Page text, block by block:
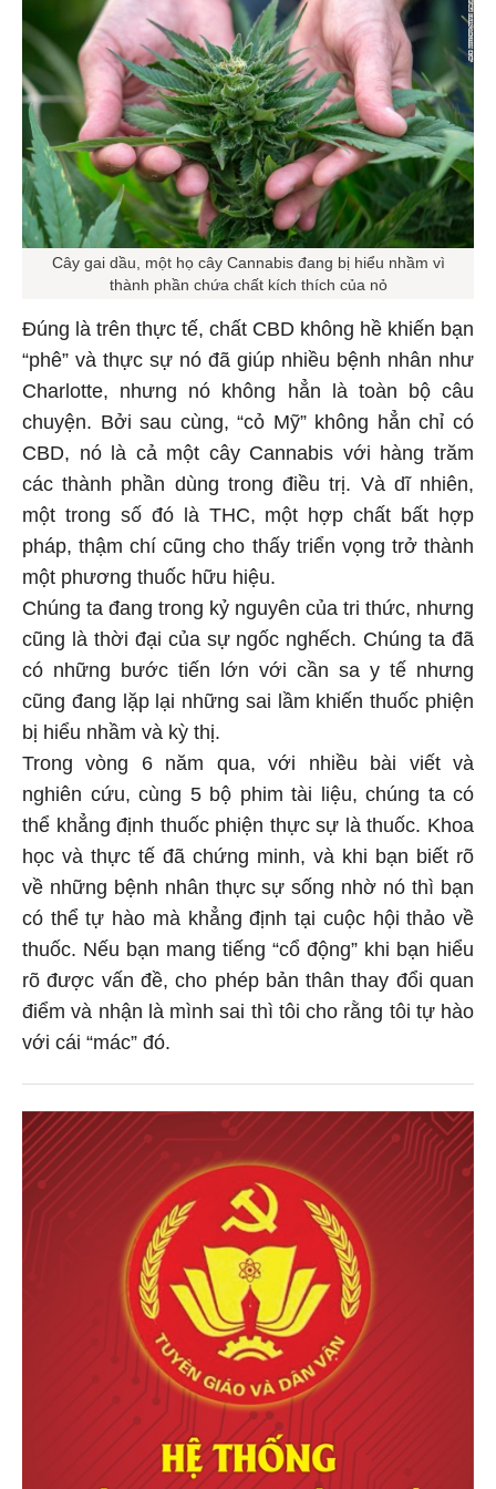
Cây gai dầu, một họ cây Cannabis đang bị hiểu nhầm vì
thành phần chứa chất kích thích của nỏ
Đúng là trên thực tế, chất CBD không hề khiến bạn
“phê” và thực sự nó đã giúp nhiều bệnh nhân như
Charlotte, nhưng nó không hẳn là toàn bộ câu
chuyện. Bởi sau cùng, “cỏ Mỹ” không hẳn chỉ có
CBD, nó là cả một cây Cannabis với hàng trăm
các thành phần dùng trong điều trị. Và dĩ nhiên,
một trong số đó là THC, một hợp chất bất hợp
pháp, thậm chí cũng cho thấy triển vọng trở thành
một phương thuốc hữu hiệu.
Chúng ta đang trong kỷ nguyên của tri thức, nhưng
cũng là thời đại của sự ngốc nghếch. Chúng ta đã
có những bước tiến lớn với cần sa y tế nhưng
cũng đang lặp lại những sai lầm khiến thuốc phiện
bị hiểu nhầm và kỳ thị.
Trong vòng 6 năm qua, với nhiều bài viết và
nghiên cứu, cùng 5 bộ phim tài liệu, chúng ta có
thể khẳng định thuốc phiện thực sự là thuốc. Khoa
học và thực tế đã chứng minh, và khi bạn biết rõ
về những bệnh nhân thực sự sống nhờ nó thì bạn
có thể tự hào mà khẳng định tại cuộc hội thảo về
thuốc. Nếu bạn mang tiếng “cổ động” khi bạn hiểu
rõ được vấn đề, cho phép bản thân thay đổi quan
điểm và nhận là mình sai thì tôi cho rằng tôi tự hào
với cái “mác” đó.